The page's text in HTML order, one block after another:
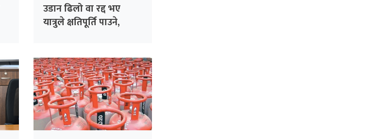
उडान ढिलो वा रद्द भए
यात्रुले क्षतिपूर्ति पाउने,